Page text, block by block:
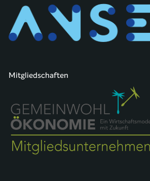
Mitgliedschaften